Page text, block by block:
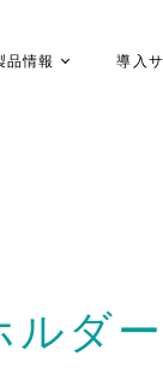
品情報 導入
ルダ